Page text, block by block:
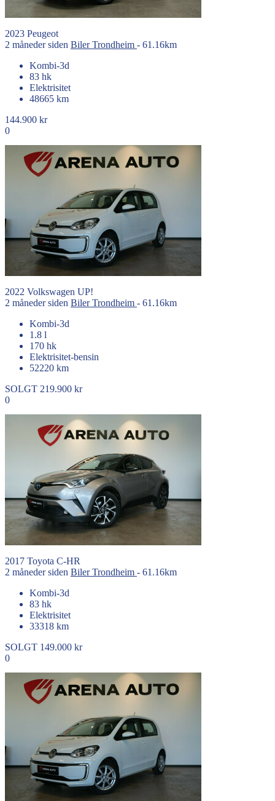
2023 Peugeot
2 måneder siden BilerTrondheim - 61.16km
Kombi-3d
83 hk
Elektrisitet
48665 km
144.900 kr
0
2022 Volkswagen UP!
2 måneder siden BilerTrondheim - 61.16km
Kombi-3d
1.8 l
170 hk
Elektrisitet-bensin
52220 km
SOLGT 219.900 kr
0
2017 Toyota C-HR
2 måneder siden BilerTrondheim - 61.16km
Kombi-3d
83 hk
Elektrisitet
33318 km
SOLGT 149.000 kr
0